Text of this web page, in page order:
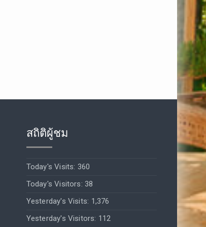
สถิติผู้ชม
Today's Visits: 360
Today's Visitors:38
Yesterday's Visits: 1,376
Yesterday's Visitors: 112